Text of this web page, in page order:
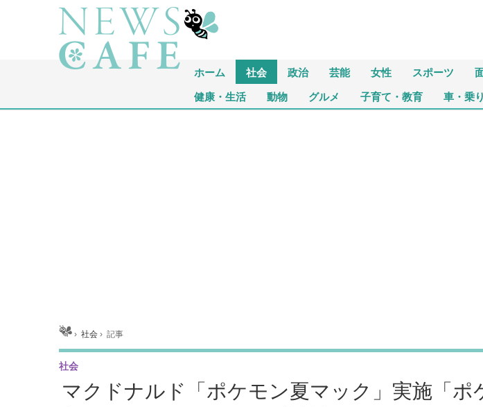
ホーム 社会 政治 芸能 女性 スポーツ
健康・生活 動物 グルメ 子育て・教育 車・乗
ホーム ›社会 ›記事
マクドナルド「ポケモン夏マック」実施「ポ
社会